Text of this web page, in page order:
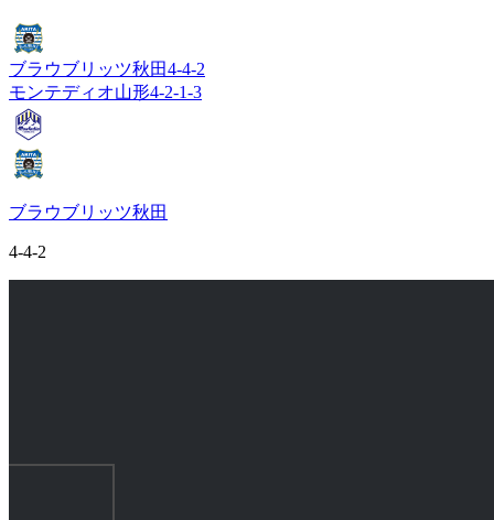
ブラウブリッツ秋田4-4-2
モンテディオ山形4-2-1-3
ブラウブリッツ秋田
4-4-2